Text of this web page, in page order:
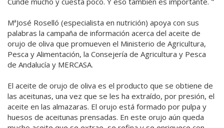
MªJosé Roselló (especialista en nutrición) apoya con sus
palabras la campaña de información acerca del aceite de
orujo de oliva que promueven el Ministerio de Agricultura,
Pesca y Alimentación, la Consejería de Agricultura y Pesca
de Andalucía y MERCASA.
El aceite de orujo de oliva es el producto que se obtiene de
las aceitunas, una vez que se les ha extraído, por presión, el
aceite en las almazaras. El orujo está formado por pulpa y
huesos de aceitunas prensadas. En este orujo aún queda